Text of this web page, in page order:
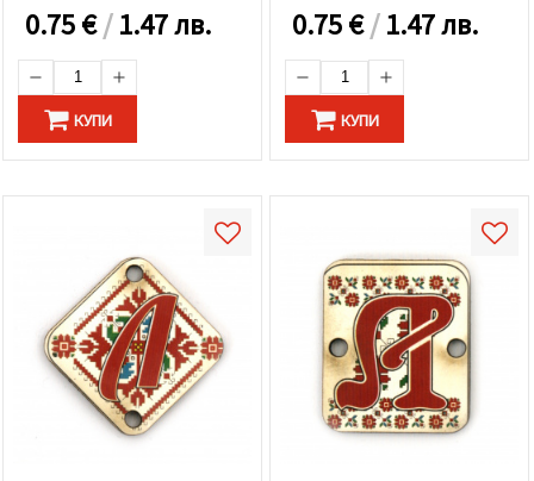
0.75€/1.47 лв.
КУПИ
0.75€/1.47 лв.
КУПИ